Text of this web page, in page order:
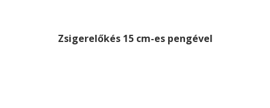
Zsigerelőkés 15 cm-es pengével